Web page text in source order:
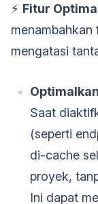
⚡️ Fitur
mengatasi
Saat
(seperti
di-cache
proyek,
Ini dapat